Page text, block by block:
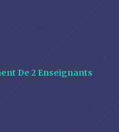
De 2 Enseignants